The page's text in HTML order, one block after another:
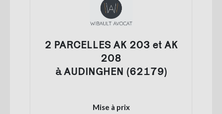
2 PARCELLES AK 203 et AK
208
à AUDINGHEN (62179)
Mise à prix